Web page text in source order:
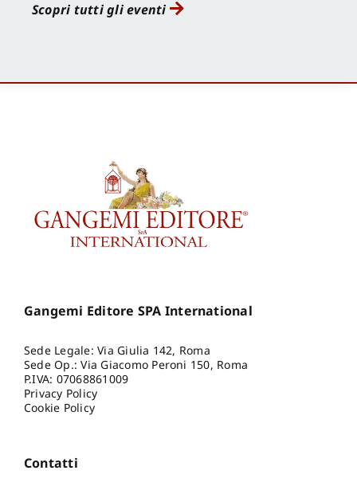
Scopri tutti gli eventi
Gangemi Editore SPA International
Sede Legale: Via Giulia 142, Roma
Sede Op.: Via Giacomo Peroni 150, Roma
P.IVA: 07068861009
Privacy Policy
Cookie Policy
Contatti